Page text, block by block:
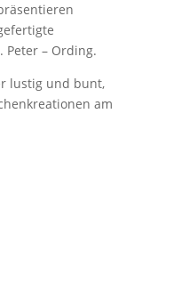
Peter – Ording.
lustig und bunt,
am